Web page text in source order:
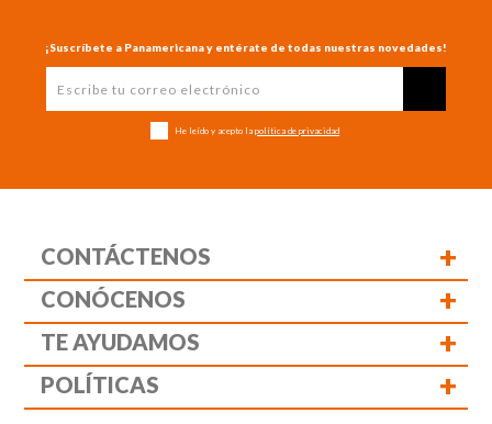
¡Suscríbete a Panamericana y entérate de todas nuestras novedades!
He leído y acepto la política de privacidad
CONTÁCTENOS +
CONÓCENOS +
TE AYUDAMOS +
POLÍTICAS +